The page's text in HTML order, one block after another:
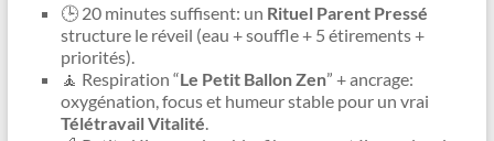
🕒 20 minutes suffisent: un Rituel Parent Pressé
structure le réveil (eau + souffle + 5 étirements +
priorités).
🧘 Respiration “Le Petit Ballon Zen” + ancrage:
oxygénation, focus et humeur stable pour un vrai
Télétravail Vitalité.